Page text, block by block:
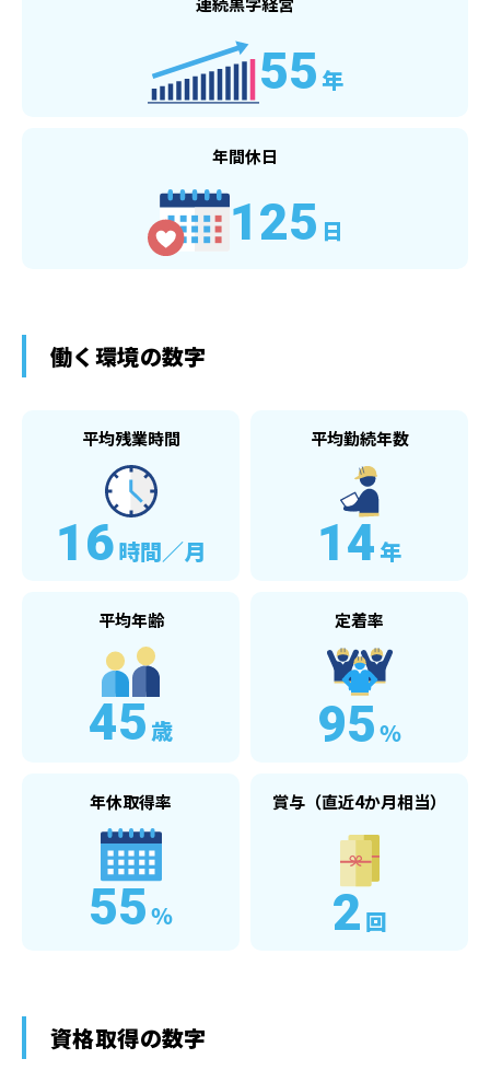
55 年
年間休日
125 日
働く環境の数字
平均残業時間
16時間／月
平均勤続年数
14 年
平均年齢
45 歳
定着率
95％
年休取得率
55％
賞与（直近4か月相当）
2 回
資格取得の数字